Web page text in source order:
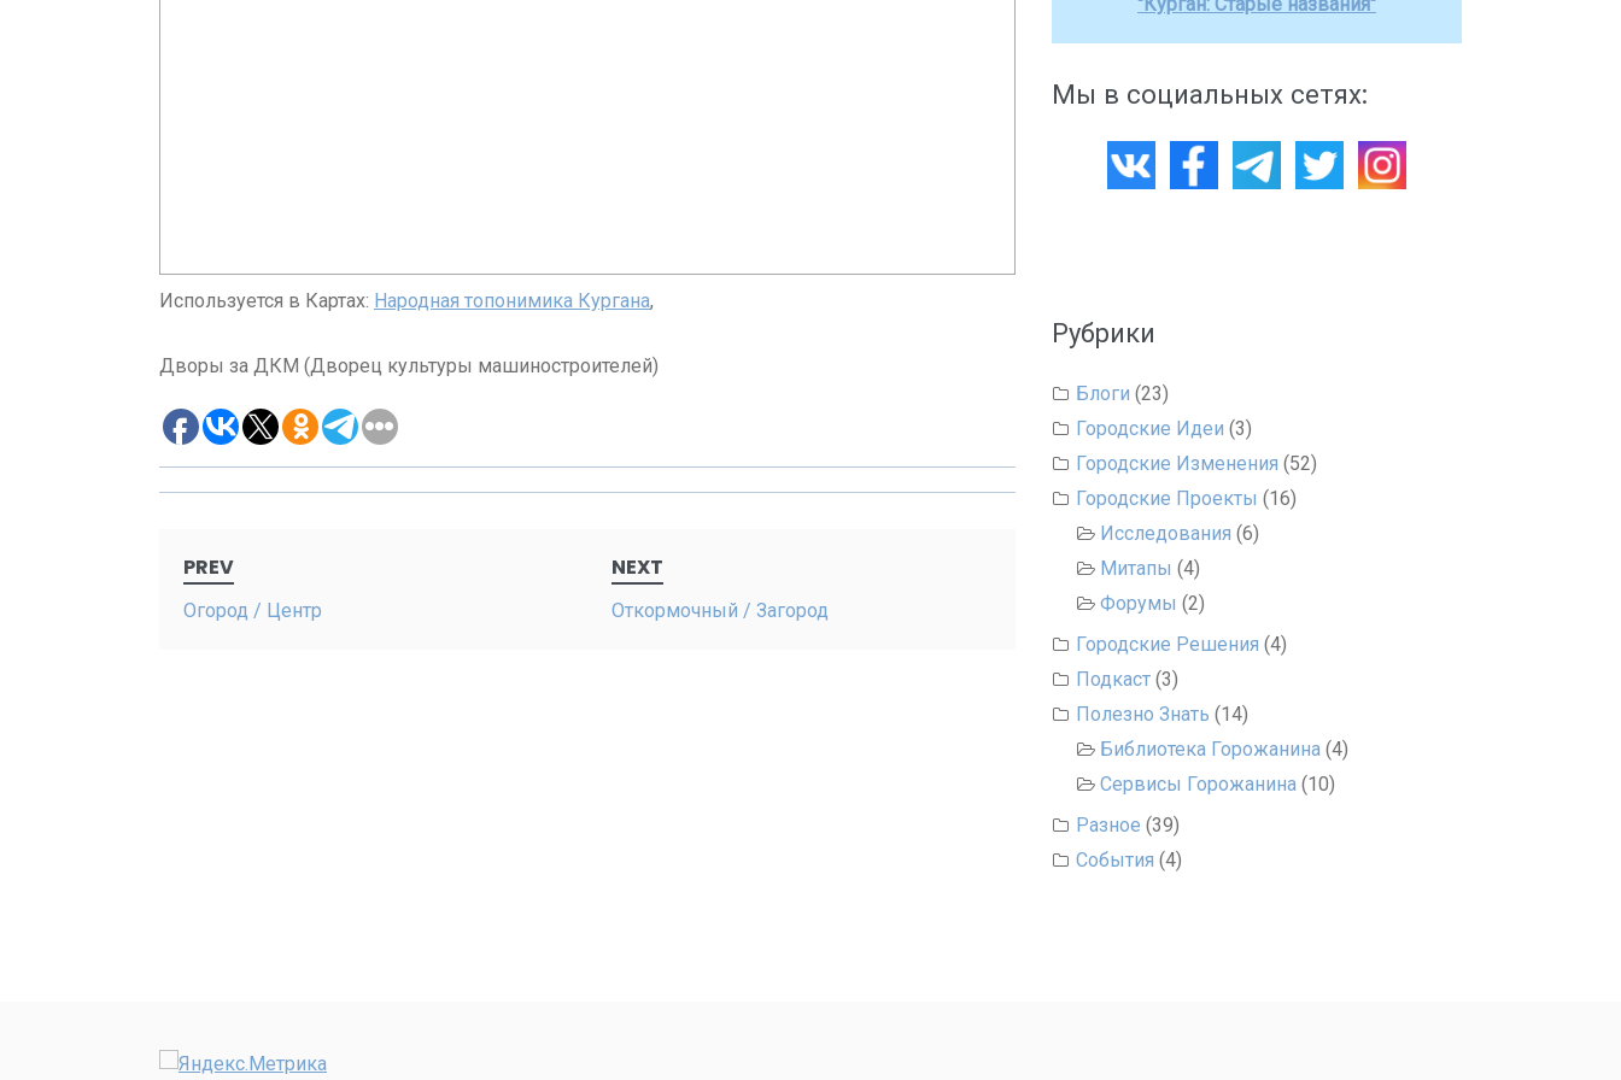
Используется в Картах: Народная топонимика Кургана,
Дворы за ДКМ (Дворец культуры машиностроителей)
navigation
PREV
Огород / Центр
NEXT
Откормочный / Загород
Мы в социальных сетях:
Рубрики
Блоги (23)
Городские Идеи (3)
Городские Изменения (52)
Городские Проекты (16)
Исследования (6)
Митапы (4)
Форумы (2)
Городские Решения (4)
Подкаст (3)
Полезно Знать (14)
Библиотека Горожанина (4)
Сервисы Горожанина (10)
Разное (39)
События (4)